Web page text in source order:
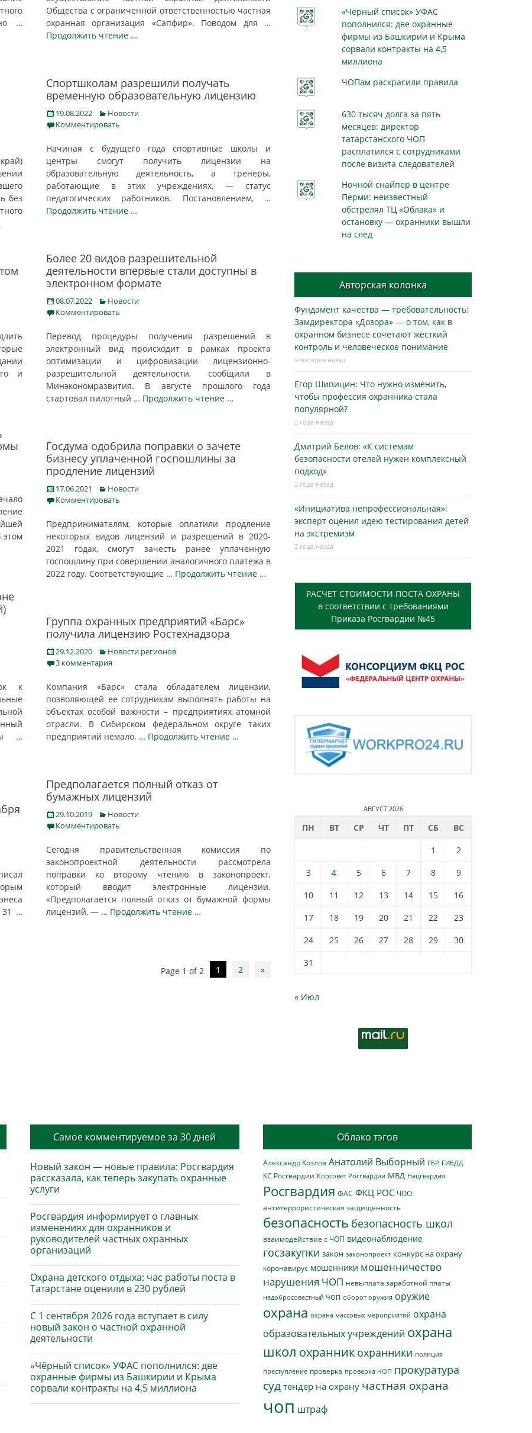
…
Общества с ограниченной ответственностью частная
охранная организация «Сапфир». Поводом для …
Продолжить чтение …
без
Спортшколам разрешили получать
временную образовательную лицензию
Posted
on
19.08.2022 Categories
Новости
Комментировать
Начиная с будущего года спортивные школы и
центры смогут получить лицензии на
образовательную деятельность, а тренеры,
работающие в этих учреждениях, — статус
педагогических работников. Постановлением, …
Продолжить чтение …
Более 20 видов разрешительной
деятельности впервые стали доступны в
электронном формате
Posted
on
08.07.2022 Categories
Новости
Комментировать
Перевод процедуры получения разрешений в
электронный вид происходит в рамках проекта
оптимизации и цифровизации лицензионно-
разрешительной деятельности, сообщили в
Минэкономразвития. В августе прошлого года
стартовал пилотный … Продолжить чтение …
и
Госдума одобрила поправки о зачете
бизнесу уплаченной госпошлины за
продление лицензий
Posted
on
17.06.2021 Categories
Новости
Комментировать
Предпринимателям, которые оплатили продление
некоторых видов лицензий и разрешений в 2020-
2021 годах, смогут зачесть ранее уплаченную
госпошлину при совершении аналогичного платежа в
2022 году. Соответствующие … Продолжить чтение …
к
…
Группа охранных предприятий «Барс»
получила лицензию Ростехнадзора
Posted
on
29.12.2020 Categories
Новости регионов
3 комментария
Компания «Барс» стала обладателем лицензии,
позволяющей ее сотрудникам выполнять работы на
объектах особой важности – предприятиях атомной
отрасли. В Сибирском федеральном округе таких
предприятий немало. … Продолжить чтение …
Предполагается полный отказ от
бумажных лицензий
Posted
on
29.10.2019 Categories
Новости
Комментировать
Сегодня правительственная комиссия по
законопроектной деятельности рассмотрела
поправки ко второму чтению в законопроект,
который вводит электронные лицензии.
«Предполагается полный отказ от бумажной формы
лицензий, — … Продолжить чтение …
…
Page 1 of 2 1 2 »
«Чёрный список» УФАС
пополнился: две охранные
фирмы из Башкирии и Крыма
сорвали контракты на 4,5
миллиона
ЧОПам раскрасили правила
630 тысяч долга за пять
месяцев: директор
татарстанского ЧОП
расплатился с сотрудниками
после визита следователей
Ночной снайпер в центре
Перми: неизвестный
обстрелял ТЦ «Облака» и
остановку — охранники вышли
на след
Авторская колонка
Фундамент качества — требовательность:
Замдиректора «Дозора» — о том, как в
охранном бизнесe сочетают жёсткий
контроль и человеческое понимание
9 месяцев назад
Егор Шипицин: Что нужно изменить,
чтобы профессия охранника стала
популярной?
2 года назад
Дмитрий Белов: «К системам
безопасности отелей нужен комплексный
подход»
2 года назад
«Инициатива непрофессиональная»:
эксперт оценил идею тестирования детей
на экстремизм
2 года назад
РАСЧЕТ СТОИМОСТИ ПОСТА ОХРАНЫ
в соответствии с требованиями
Приказа Росгвардии №45
АВГУСТ 2026
ПН ВТ СР ЧТ ПТ СБ
ВС
1
2
3
4 5 6 7 8
9
10
11 12 13 14 15
16
17
18 19 20 21 22
23
24
25 26 27 28 29
30
31
« Июл
Самое комментируемое за 30 дней
Новый закон — новые правила: Росгвардия
рассказала, как теперь закупать охранные
услуги
Росгвардия информирует о главных
изменениях для охранников и
руководителей частных охранных
организаций
Охрана детского отдыха: час работы поста в
Татарстане оценили в 230 рублей
С 1 сентября 2026 года вступает в силу
новый закон о частной охранной
деятельности
«Чёрный список» УФАС пополнился: две
охранные фирмы из Башкирии и Крыма
сорвали контракты на 4,5 миллиона
Облако тэгов
Александр Козлов Анатолий Выборный ГБР ГИБДД
КС Росгвардии Корсовет Росгвардии МВД Нацгвардия
Росгвардия ФАС ФКЦ РОС ЧОО
антитеррористическая защищенность
безопасность безопасность школ
взаимодействие с ЧОП видеонаблюдение
госзакупки закон законопроект конкурс на охрану
коронавирус мошенники мошенничество
нарушения ЧОП невыплата заработной платы
недобросовестный ЧОП оборот оружия оружие
охрана охрана массовых мероприятий охрана
образовательных учреждений охрана
школ охранник охранники полиция
преступление проверка проверка ЧОП прокуратура
суд тендер на охрану частная охрана
чоп штраф